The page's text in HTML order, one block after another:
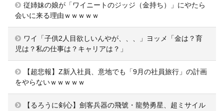
従姉妹の娘が「ワイニートのジッジ（金持ち）」にやたら
会いに来る理由ｗｗｗｗｗ
ワイ「子供2人目欲しいんやが、、、」ヨッメ「金は？育
児は？私の仕事は？キャリアは？」
【超悲報】Z新入社員、意地でも「9月の社員旅行」の計画
をやらないｗｗｗｗｗ
【るろうに剣心】劍客兵器の飛號・龍勢勇星、超ミサイル